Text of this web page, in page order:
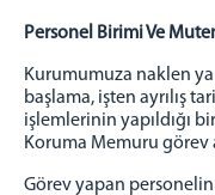
Birimlerimiz
YÖNETİM
İNFAZ BİRİMİ
EĞİTİM BİRİMİ
Personel Birimi Ve
Kurumumuza naklen
başlama, işten ayrılış
işlemlerinin yapıldığı
Koruma Memuru görev
Görev yapan personelin